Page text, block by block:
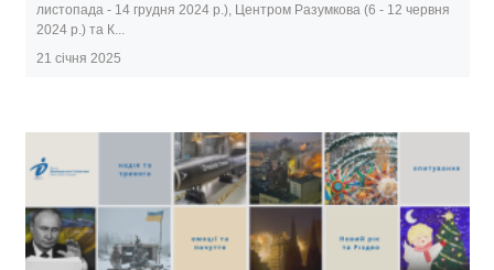
листопада - 14 грудня 2024 р.), Центром Разумкова (6 - 12 червня
2024 р.) та К...
21 січня 2025